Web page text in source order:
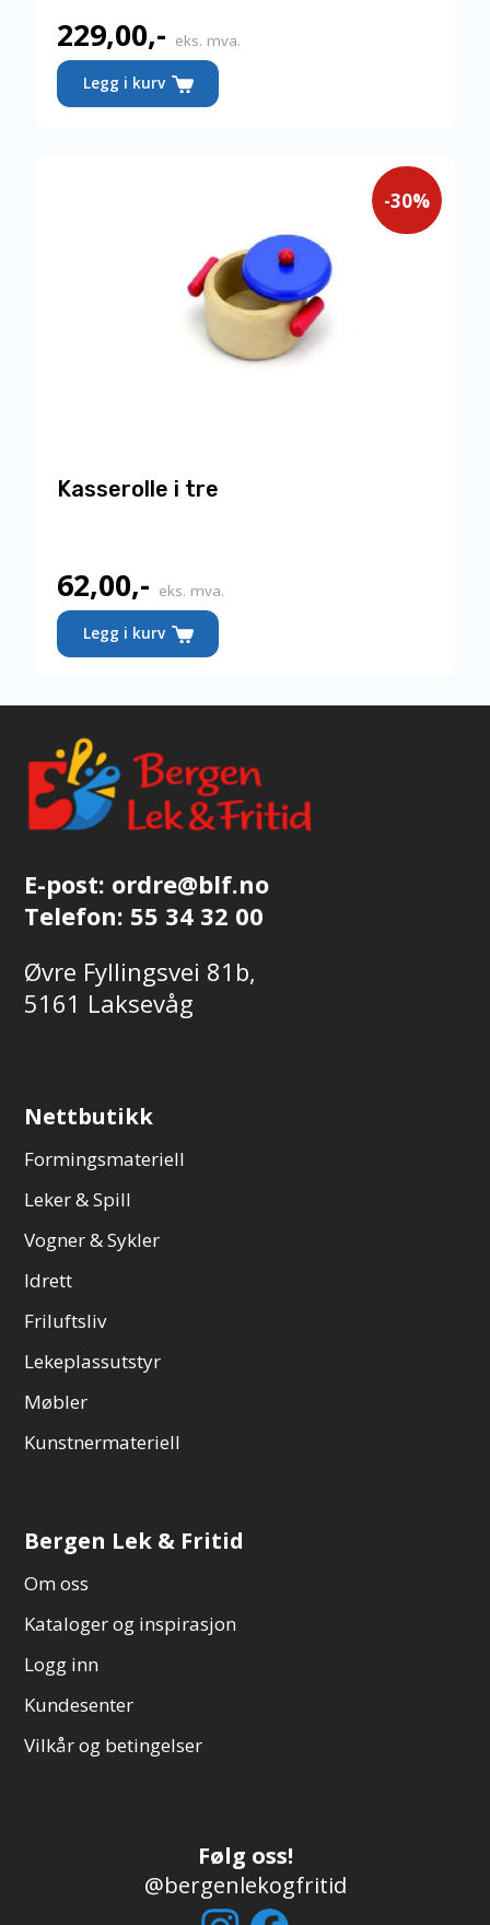
229,00,- eks. mva.
Legg i kurv
-30%
Kasserolle i tre
62,00,-Nåværende
pris
er:
62,00,-.
eks. mva.
Legg i kurv
E-post: ordre@blf.no
Telefon: 55 34 32 00
Øvre Fyllingsvei 81b,
5161 Laksevåg
Nettbutikk
Formingsmateriell
Leker & Spill
Vogner & Sykler
Idrett
Friluftsliv
Lekeplassutstyr
Møbler
Kunstnermateriell
Bergen Lek & Fritid
Om oss
Kataloger og inspirasjon
Logg inn
Kundesenter
Vilkår og betingelser
Følg oss!
@bergenlekogfritid